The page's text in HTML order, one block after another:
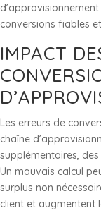
conversions fiables
IMPACT
Les erreurs de
chaîne
supplémentaires,
Un mauvais calcul
surplus non
client et augmentent